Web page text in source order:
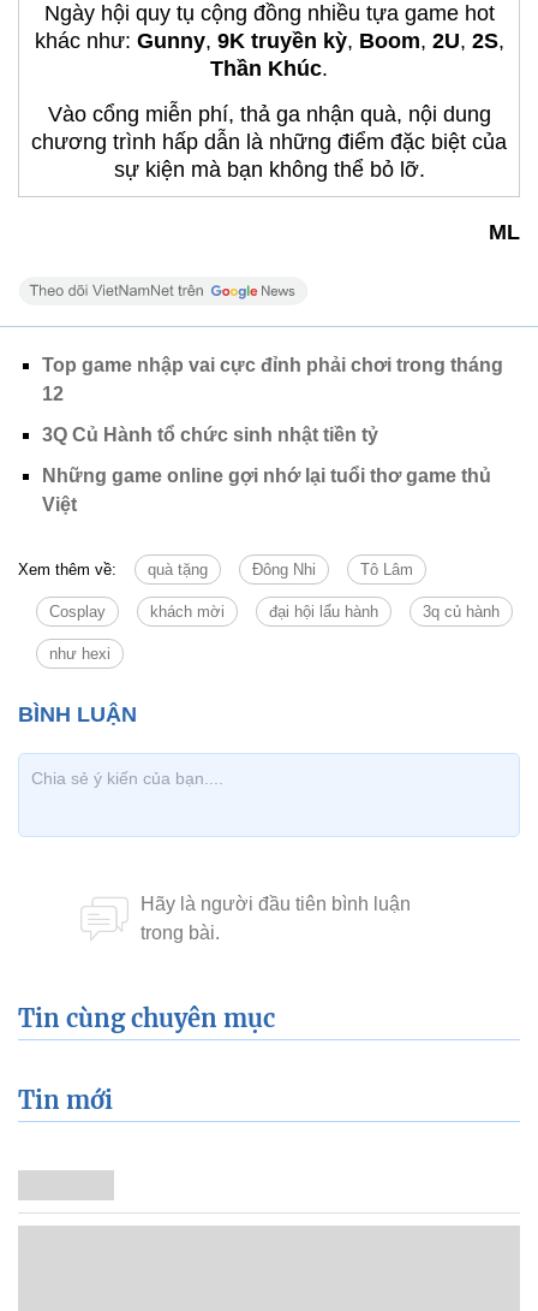
Ngày hội quy tụ cộng đồng nhiều tựa game hot
khác như: Gunny, 9K truyền kỳ, Boom, 2U, 2S,
Thần Khúc.
Vào cổng miễn phí, thả ga nhận quà, nội dung
chương trình hấp dẫn là những điểm đặc biệt của
sự kiện mà bạn không thể bỏ lỡ.
ML
Top game nhập vai cực đỉnh phải chơi trong tháng
12
3Q Củ Hành tổ chức sinh nhật tiền tỷ
Những game online gợi nhớ lại tuổi thơ game thủ
Việt
Xem thêm về: quà tặng Đông Nhi Tô Lâm
Cosplay khách mời đại hội lẩu hành 3q củ hành
như hexi
Tin cùng chuyên mục
Tin mới